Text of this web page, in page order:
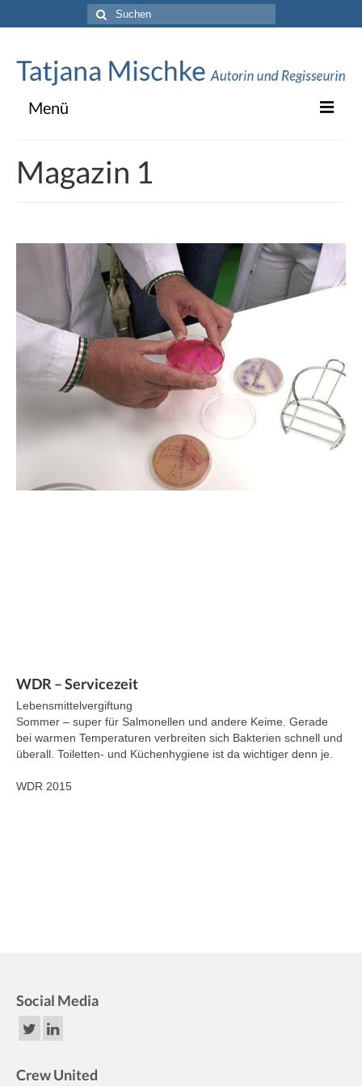
Suche
nach:
Menü
TV
Kontakt
Impressum
Magazin 1
WDR – Servicezeit
Lebensmittelvergiftung
Sommer – super für Salmonellen und andere Keime. Gerade
bei warmen Temperaturen verbreiten sich Bakterien schnell und
überall. Toiletten- und Küchenhygiene ist da wichtiger denn je.
WDR 2015
Social Media
Crew United